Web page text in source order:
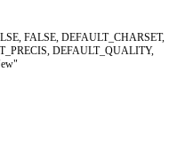
, FALSE, DEFAULT_CHARSET,
, DEFAULT_QUALITY,